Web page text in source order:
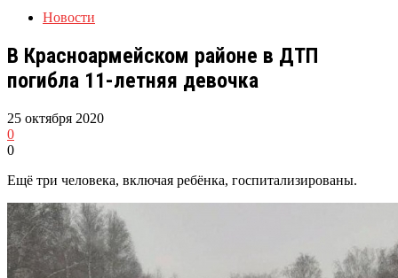
Новости
В Красноармейском районе в ДТП
погибла 11-летняя девочка
25 октября 2020
0
0
Ещё три человека, включая ребёнка, госпитализированы.